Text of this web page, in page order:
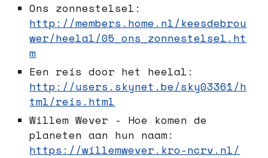
Ons zonnestelsel:
http://members.home.nl/keesdebrou
wer/heelal/05_ons_zonnestelsel.ht
m
Een reis door het heelal:
http://users.skynet.be/sky03361/h
tml/reis.html
Willem Wever - Hoe komen de
planeten aan hun naam:
https://willemwever.kro-ncrv.nl/